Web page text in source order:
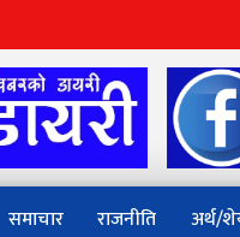
समाचार राजनीति अर्थ/